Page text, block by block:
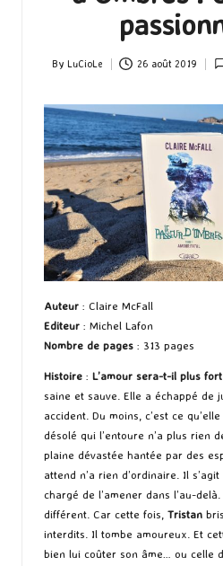
Posted
By LuCioLe 26 août 2019
Auteur : Claire McFall
Editeur : Michel Lafon
Nombre de pages : 313 pages
Histoire : L’amour sera-t-il plus
saine et sauve. Elle a échappé de
accident. Du moins, c’est ce
désolé qui l’entoure n’a plus rien
plaine dévastée hantée par des
attend n’a rien d’ordinaire. Il s’agit
chargé de l’amener dans l’au-
différent. Car cette fois, Tristan
interdits. Il tombe amoureux. Et
bien lui coûter son âme… ou celle